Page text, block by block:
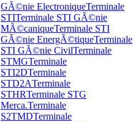
GÃ©nie ElectroniqueTerminale
STITerminale STI GÃ©nie
MÃ©caniqueTerminale STI
GÃ©nie EnergÃ©tiqueTerminale
STI GÃ©nie CivilTerminale
STMGTerminale
STI2DTerminale
STD2ATerminale
STHRTerminale STG
Merca.Terminale
S2TMDTerminale